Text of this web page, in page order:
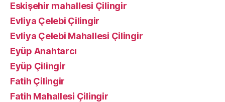
Eskişehir mahallesi Çilingir
Evliya Çelebi Çilingir
Evliya Çelebi Mahallesi Çilingir
Eyüp Anahtarcı
Eyüp Çilingir
Fatih Çilingir
Fatih Mahallesi Çilingir